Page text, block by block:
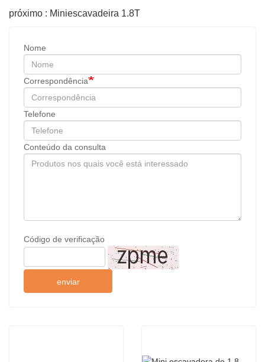
próximo : Miniescavadeira 1.8T
Nome
Correspondência
Telefone
Conteúdo da consulta
Código de verificação
enviar